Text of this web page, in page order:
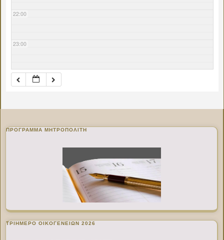
22:00
23:00
ΠΡΌΓΡΑΜΜΑ ΜΗΤΡΟΠΟΛΊΤΗ
ΤΡΙΗΜΕΡΟ ΟΙΚΟΓΕΝΕΙΩΝ 2026